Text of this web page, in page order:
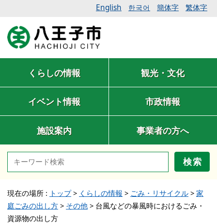
English 한국어 簡体字 繁体字
くらしの情報 観光・文化
イベント情報 市政情報
施設案内 事業者の方へ
検索
現在の場所 : トップ> くらしの情報 > ごみ・リサイクル > 家
庭ごみの出し方 > その他 > 台風などの暴風時におけるごみ・
資源物の出し方